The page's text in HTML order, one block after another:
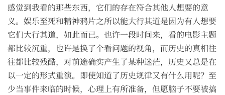
感觉到我看的那些东西，它们的存在符合其他人想要的意
义。娱乐至死和精神鸦片之所以能大行其道是因为有人想要
它们大行其道，如此而已。也许一段时间来，看的电影主题
都比较沉重，也许是换了个看问题的视角，而历史的真相往
往都比较残酷，对前途确实产生了某种迷茫，历史又总是在
以一定的形式重演。即使知道了历史规律又有什么用呢？至
少当事件来临的时候，心理上有所准备，但愿脑子不要被搞